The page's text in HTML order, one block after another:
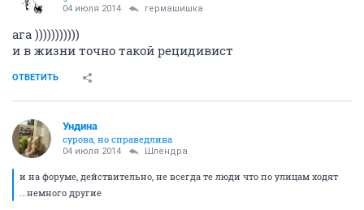
04 июля 2014 гермашишка
ага )))))))))))
и в жизни точно такой рецидивист
ОТВЕТИТЬ
Ундинa
сурова, но справедлива
04 июля 2014 Шлёндра
и на форуме, действительно, не всегда те люди что по улицам ходят
...немного другие